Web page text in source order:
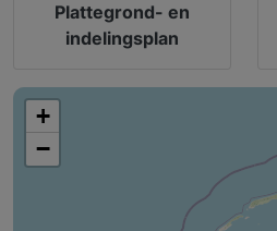
Plattegrond- en
indelingsplan
+
−